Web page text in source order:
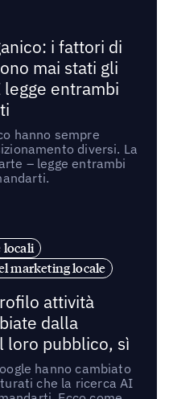
i fattori di
mai stati gli
entrambi
hanno sempre
diversi. La
– legge entrambi
locali
marketing locale
attività
dalla
loro pubblico, sì
hanno cambiato
che la ricerca AI